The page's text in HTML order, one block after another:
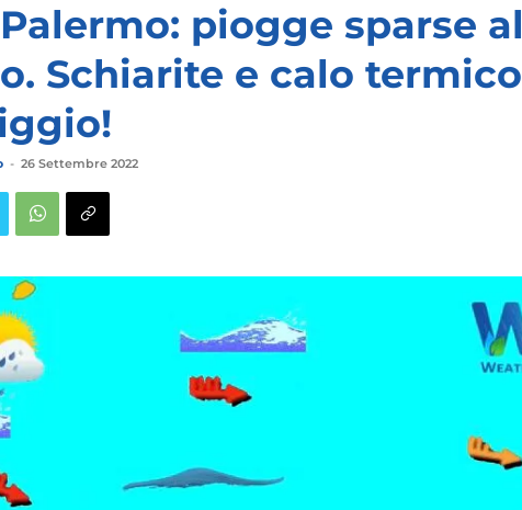
Sicilia
Weather
piogge sparse al
Schiarite e calo
- 26 Settembre 2022